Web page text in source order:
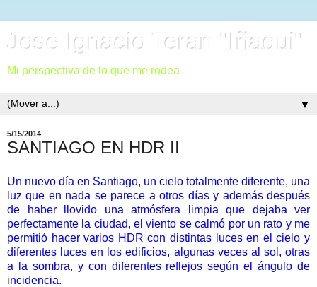
Jose Ignacio Teran "Iñaqui"
Mi perspectiva de lo que me rodea
▼
5/15/2014
SANTIAGO EN HDR II
Un nuevo día en Santiago, un cielo totalmente diferente, una
luz que en nada se parece a otros días y además después
de haber llovido una atmósfera limpia que dejaba ver
perfectamente la ciudad, el viento se calmó por un rato y me
permitió hacer varios HDR con distintas luces en el cielo y
diferentes luces en los edificios, algunas veces al sol, otras
a la sombra, y con diferentes reflejos según el ángulo de
incidencia.